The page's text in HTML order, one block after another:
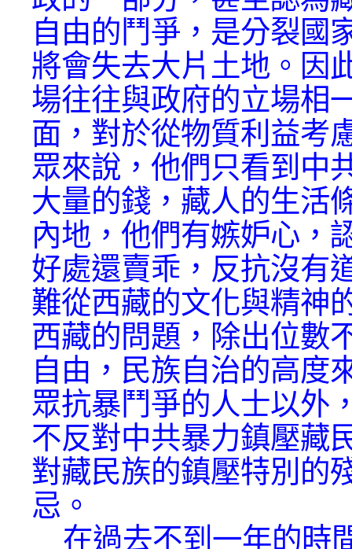
自由的鬥爭，是分裂國
將會失去大片土地。因
場往往與政府的立場相
面，對於從物質利益考
眾來說，他們只看到中
大量的錢，藏人的生活
內地，他們有嫉妒心，
好處還賣乖，反抗沒有
難從西藏的文化與精神
西藏的問題，除出位數
自由，民族自治的高度
眾抗暴鬥爭的人士以外
不反對中共暴力鎮壓藏
對藏民族的鎮壓特別的
忌。
在過去不到一年的時